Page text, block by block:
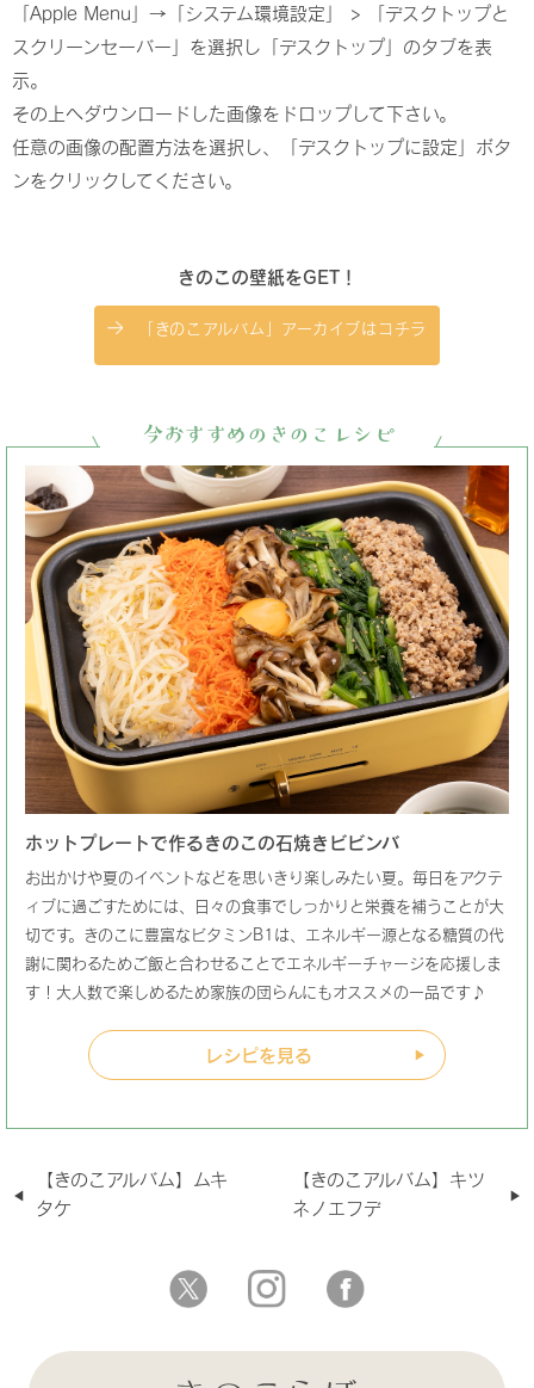
「Apple Menu」→「システム環境設定」 > 「デスクトップと
スクリーンセーバー」を選択し「デスクトップ」のタブを表
示。
その上へダウンロードした画像をドロップして下さい。
任意の画像の配置方法を選択し、「デスクトップに設定」ボタ
ンをクリックしてください。
きのこの壁紙をGET！
「きのこアルバム」アーカイブはコチラ
今おすすめのきのこレシピ
ホットプレートで作るきのこの石焼きビビンバ
お出かけや夏のイベントなどを思いきり楽しみたい夏。毎日をアクテ
ィブに過ごすためには、日々の食事でしっかりと栄養を補うことが大
切です。きのこに豊富なビタミンB1は、エネルギー源となる糖質の代
謝に関わるためご飯と合わせることでエネルギーチャージを応援しま
す！大人数で楽しめるため家族の団らんにもオススメの一品です♪
レシピを見る
【きのこアルバム】ムキ
タケ
【きのこアルバム】キツ
ネノエフデ